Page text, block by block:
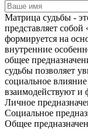
Матрица судьбы -
представляет
формируется на
внутренние
общее
судьбы позволяет
социальное
взаимодействуют
Личное
Социальное
Общее